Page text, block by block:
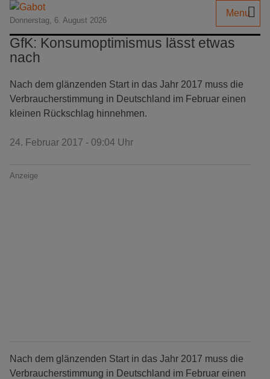
Donnerstag, 6. August 2026
Menu
GfK: Konsumoptimismus lässt etwas
nach
Nach dem glänzenden Start in das Jahr 2017 muss die
Verbraucherstimmung in Deutschland im Februar einen
kleinen Rückschlag hinnehmen.
24. Februar 2017 - 09:04 Uhr
Anzeige
Nach dem glänzenden Start in das Jahr 2017 muss die
Verbraucherstimmung in Deutschland im Februar einen